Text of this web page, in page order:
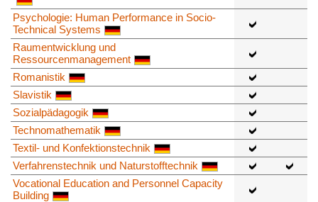
Psychologie: Human Performance in Socio-
Technical Systems
Raumentwicklung und
Ressourcenmanagement
Romanistik
Slavistik
Sozialpädagogik
Technomathematik
Textil- und Konfektionstechnik
Verfahrenstechnik und Naturstofftechnik
Vocational Education and Personnel Capacity
Building